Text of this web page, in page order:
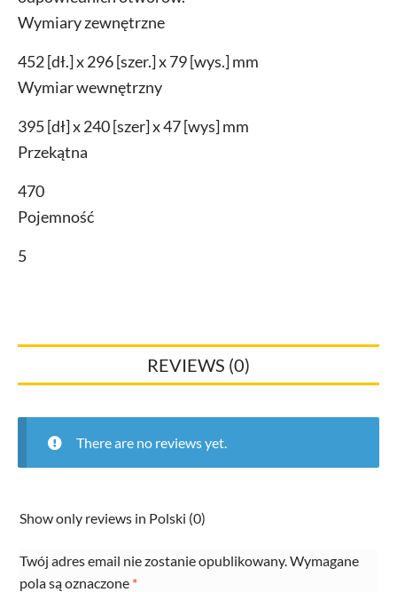
Wymiary zewnętrzne
452 [dł.] x 296 [szer.] x 79 [wys.] mm
Wymiar wewnętrzny
395 [dł] x 240 [szer] x 47 [wys] mm
Przekątna
470
Pojemność
5
REVIEWS (0)
There are no reviews yet.
Show only reviews in Polski (0)
Twój adres email nie zostanie opublikowany. Wymagane
pola są oznaczone *